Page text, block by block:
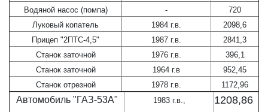
Водяной насос (помпа)
-
720
Луковый копатель
1984 г.в.
2098,6
Прицеп "2ПТС-4,5"
1987 г.в.
2841,3
Станок заточной
1976 г.в.
396,1
Станок заточной
1964 г.в
952,45
Станок отрезной
1978 г.в. 1172,96
Автомобиль "ГАЗ-53А"
1983 г.в.,
1208,86